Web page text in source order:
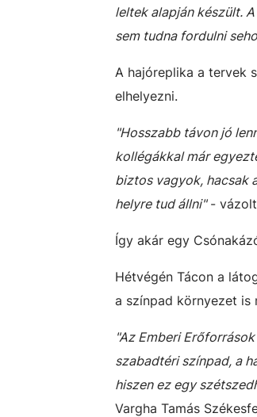
leltek alapján készült.
sem tudna fordulni
A hajóreplika a tervek
elhelyezni.
"Hosszabb távon jó
kollégákkal már
biztos vagyok, hacsak
helyre tud állni" -
Így akár egy
Hétvégén Tácon a
a színpad környezet is
"Az Emberi
szabadtéri színpad, a
hiszen ez egy
Vargha Tamás